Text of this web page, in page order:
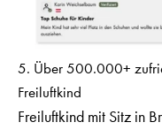
5. Über 500.000+
Freiluftkind
Freiluftkind mit Sitz in